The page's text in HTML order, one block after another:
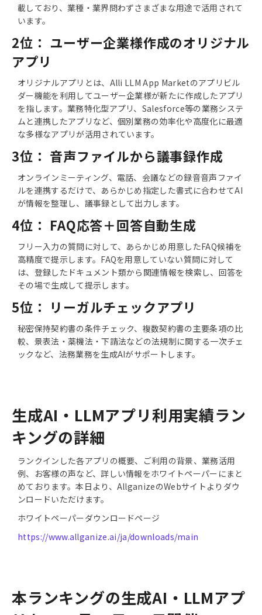
載しており、業種・業界問わずさまざまな用途で活用されて
います。
2位： ユーザー企業様作成のオリジナル
アプリ
オリジナルアプリとは、Alli LLM App Marketのアプリビル
ダー機能を利用してユーザー企業様が新たに作成したアプリ
を指します。業務特化型アプリ、Salesforce等の業務システ
ムと連携したアプリなど、個別業務の効率化や高度化に最適
な多様なアプリが活⽤されています。
3位： 音声ファイルから議事録作成
オンラインミーティング、電話、会議などの録⾳音声ファイ
ルを連携するだけで、あらかじめ指定した書式に合わせてAI
が情報を整理し、議事録として出⼒します。
4位： FAQ応答＋回答自動生成
フリー入力の質問に対して、あらかじめ用意したFAQ候補を
高精度で提示します。FAQを用意していない質問に対して
は、登録したドキュメント類から関連情報を検索し、回答を
その場で生成して提示します。
5位： リーガルチェックアプリ
秘密保持契約書の条件チェック、複数契約書の主要条項の比
較、景表法・薬機法・下請法などの法規制に関する一次チェ
ックなど、法務業務を生成AIがサポートします。
生成AI・LLMアプリ利用実績ラン
キングの詳細
ランクインした各アプリの概要、ご利用の背景、業務活用
例、お客様の声など、詳しい情報をホワイトペーパーにまと
めております。本日より、AllganizeのWebサイトよりダウ
ンロードいただけます。
ホワイトペーパーダウンロードページ
https://www.allganize.ai/ja/downloads/main
本ランキングの生成AI・LLMアプ